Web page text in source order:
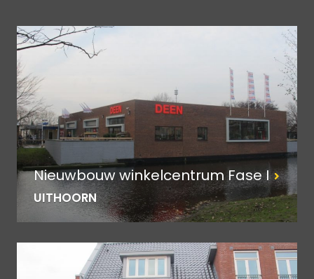
Nieuwbouw winkelcentrum Fase I
UITHOORN